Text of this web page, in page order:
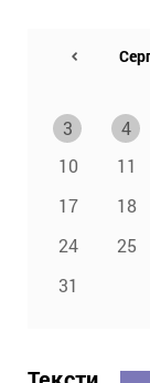
3
4
10
11
17
18
24
25
31